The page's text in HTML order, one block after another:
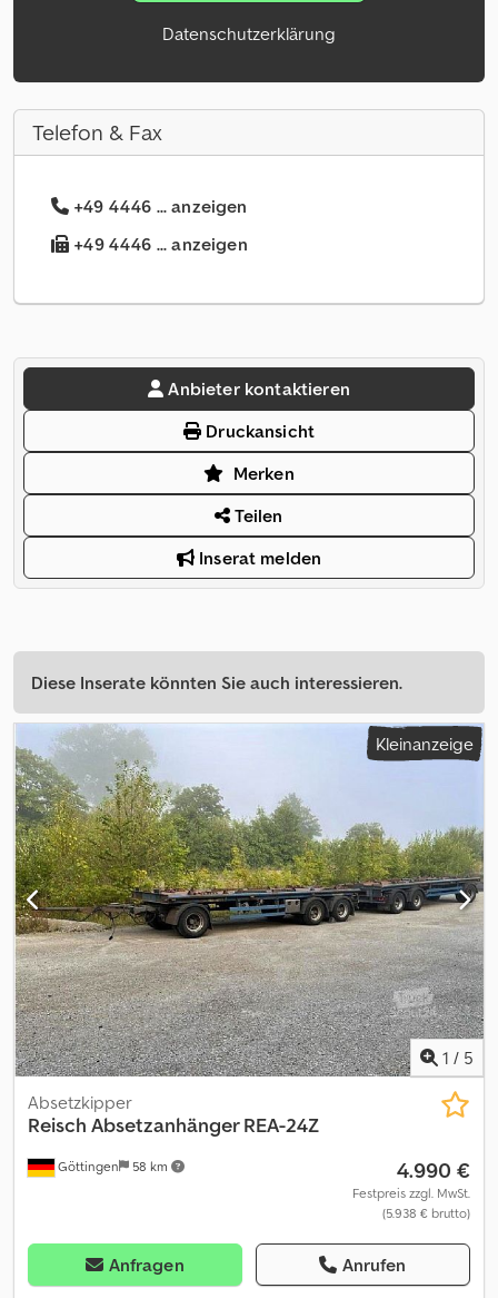
Datenschutzerklärung
Telefon & Fax
+49 4446 ... anzeigen
+49 4446 ... anzeigen
Anbieter kontaktieren
Druckansicht
Merken
Teilen
Inserat melden
Diese Inserate könnten Sie auch interessieren.
Kleinanzeige
1 / 5
Göttingen 58 km
Absetzkipper
Reisch Absetzanhänger REA-24Z
4.990 €
Festpreis zzgl. MwSt.
(5.938 € brutto)
Anfragen Anrufen